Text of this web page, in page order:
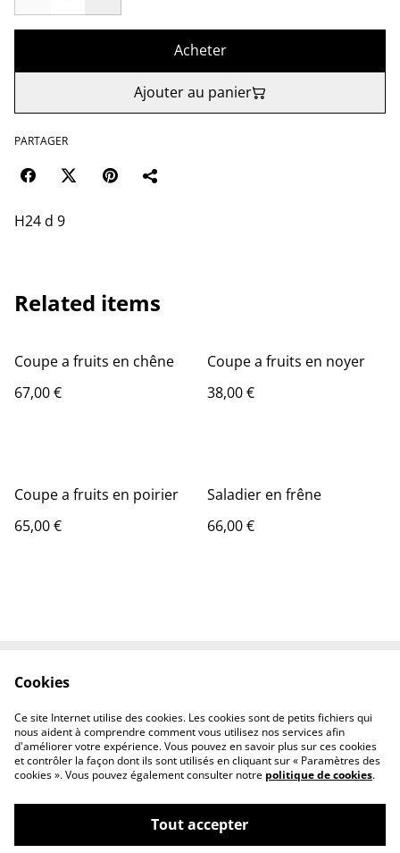
Acheter
Ajouter au panier
PARTAGER
H24 d 9
Related items
Coupe a fruits en chêne
67,00 €
Coupe a fruits en noyer
38,00 €
Coupe a fruits en poirier
65,00 €
Saladier en frêne
66,00 €
Politique de
confidentialité
Politique de cookies
Cookies
Ce site Internet utilise des cookies. Les cookies sont de petits fichiers qui
nous aident à comprendre comment vous utilisez nos services afin
d'améliorer votre expérience. Vous pouvez en savoir plus sur ces cookies
et contrôler la façon dont ils sont utilisés en cliquant sur « Paramètres des
cookies ». Vous pouvez également consulter notre politique de cookies.
Tout accepter